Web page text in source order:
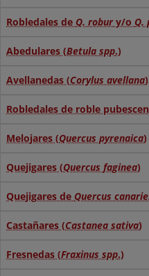
Robledales de Q. robury/o Q.
Abedulares (Betula spp.)
Avellanedas (Corylus avellana)
Robledales de roble
Melojares (Quercus pyrenaica)
Quejigares (Quercus faginea)
Quejigares de Quercus
Castañares (Castanea sativa)
Fresnedas (Fraxinus spp.)